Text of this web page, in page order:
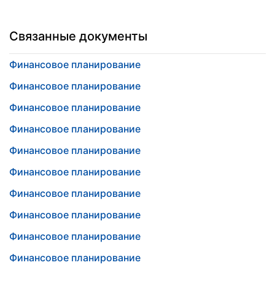
Связанные документы
Финансовое планирование
Финансовое планирование
Финансовое планирование
Финансовое планирование
Финансовое планирование
Финансовое планирование
Финансовое планирование
Финансовое планирование
Финансовое планирование
Финансовое планирование